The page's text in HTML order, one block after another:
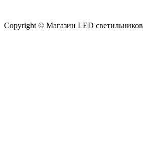
Copyright © Магазин LED светильников